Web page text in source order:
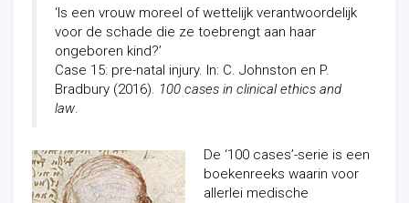
‘Is een vrouw moreel of wettelijk verantwoordelijk
voor de schade die ze toebrengt aan haar
ongeboren kind?’
Case 15: pre-natal injury. In: C. Johnston en P.
Bradbury (2016). 100 cases in clinical ethics and
law.
De ‘100 cases’-serie is een
boekenreeks waarin voor
allerlei medische